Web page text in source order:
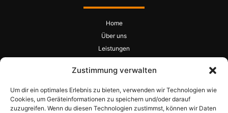
Zustimmung verwalten
Um dir ein optimales Erlebnis zu bieten, verwenden wir Technologien wie
Cookies, um Geräteinformationen zu speichern und/oder darauf
zuzugreifen. Wenn du diesen Technologien zustimmst, können wir Daten
Home
Über uns
Leistungen
Kontakt